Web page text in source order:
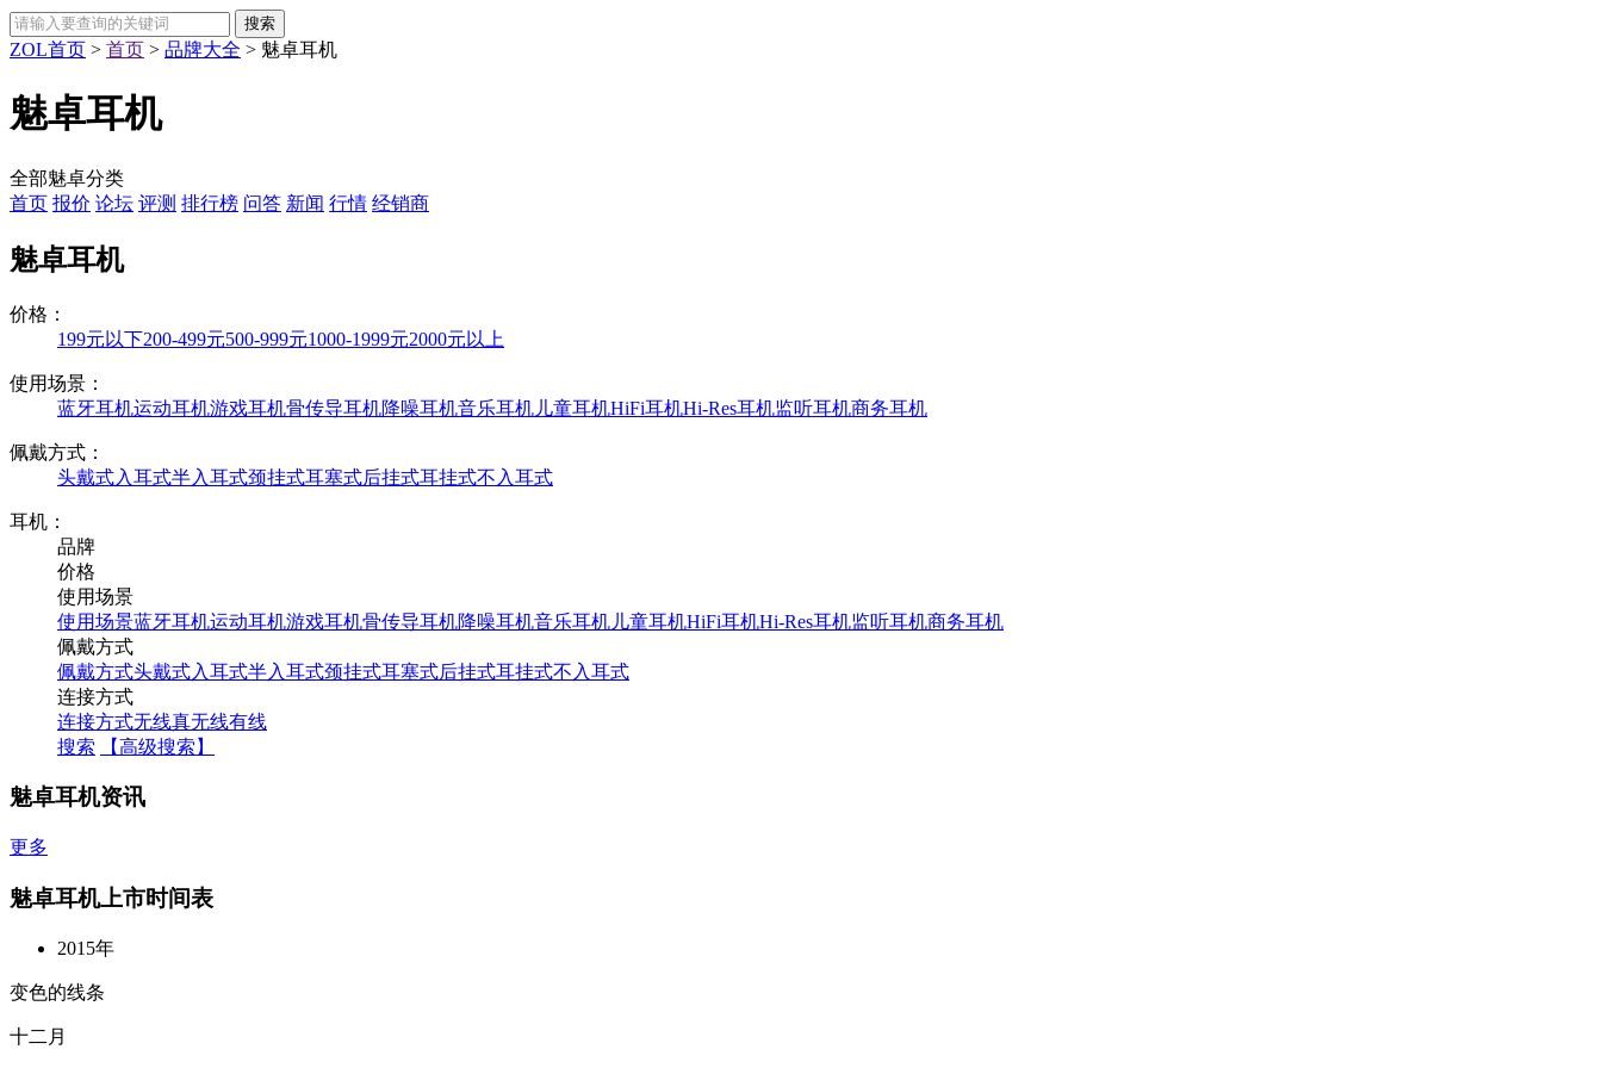
ZOL首页 > 首页 > 品牌大全 > 魅卓耳机
魅卓耳机
全部魅卓分类
首页 报价 论坛 评测 排行榜 问答 新闻 行情 经销商
魅卓耳机
价格：
199元以下200-499元500-999元1000-1999元2000元以上
使用场景：
蓝牙耳机运动耳机游戏耳机骨传导耳机降噪耳机音乐耳机 儿童耳机HiFi耳机Hi-Res耳机监听耳机商务耳机
佩戴方式：
头戴式入耳式半入耳式颈挂式耳塞式后挂式耳挂式不入耳式
耳机：
品牌
价格
使用场景
使用场景蓝牙耳机运动耳机游戏耳机骨传导耳机降噪耳机音乐耳机 儿童耳机HiFi耳机Hi-Res耳机监听耳机商务耳机
佩戴方式
佩戴方式头戴式入耳式半入耳式颈挂式耳塞式后挂式耳挂式不入耳式
连接方式
连接方式无线真无线有线
搜索
【高级搜索】
魅卓耳机资讯
更多
魅卓耳机上市时间表
2015年
变色的线条
十二月